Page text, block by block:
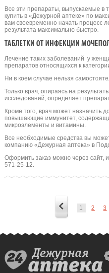
Все эти препараты, выпускаемые в
купить в «Дежурной аптеке» по
вам своевременно начать процесс
результата максимально быстро.
ТАБЛЕТКИ ОТ ИНФЕКЦИИ
Лечение таких заболеваний у
препаратов относящихся к
Ни в коем случае нельзя
Только врач, опираясь на
исследований, определяет
Кроме того, врач может назначить
повышающие иммунитет,
микроэлементы и витамины.
Все необходимые средства вы
компанию «Дежурная аптека» в
Оформить заказ можно через сайт,
571-25-12.
1 2 3